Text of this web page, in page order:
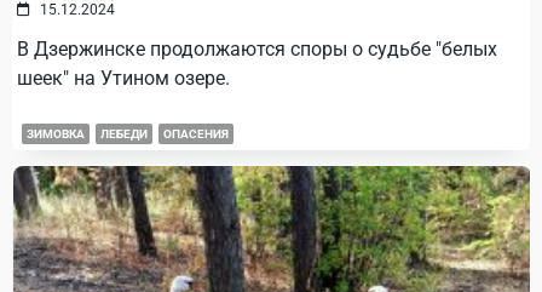
15.12.2024
В Дзержинске продолжаются споры о судьбе "белых
шеек" на Утином озере.
ЗИМОВКА ЛЕБЕДИ ОПАСЕНИЯ